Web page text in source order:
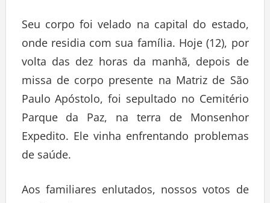
Seu corpo foi velado na capital do estado,
onde residia com sua família. Hoje (12), por
volta das dez horas da manhã, depois de
missa de corpo presente na Matriz de São
Paulo Apóstolo, foi sepultado no Cemitério
Parque da Paz, na terra de Monsenhor
Expedito. Ele vinha enfrentando problemas
de saúde.
Aos familiares enlutados, nossos votos de